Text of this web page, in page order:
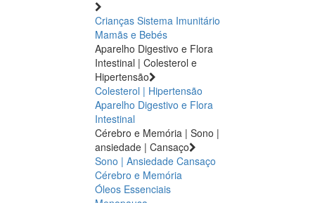
Crianças Sistema Imunitário
Mamãs e Bebés
Aparelho Digestivo e Flora
Intestinal | Colesterol e
Hipertensão
Colesterol | Hipertensão
Aparelho Digestivo e Flora
Intestinal
Cérebro e Memória | Sono |
ansiedade | Cansaço
Sono | Ansiedade Cansaço
Cérebro e Memória
Óleos Essenciais